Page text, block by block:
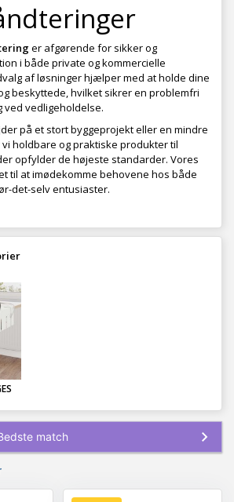
er afgørende for sikker og
i både private og kommercielle
af løsninger hjælper med at holde dine
beskyttede, hvilket sikrer en problemfri
ved vedligeholdelse.
på et stort byggeprojekt eller en mindre
holdbare og praktiske produkter til
opfylder de højeste standarder. Vores
til at imødekomme behovene hos både
det-selv entusiaster.